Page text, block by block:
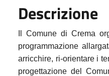
Descrizione
Il Comune di Crema
programmazione
arricchire, ri-orientare i
progettazione del